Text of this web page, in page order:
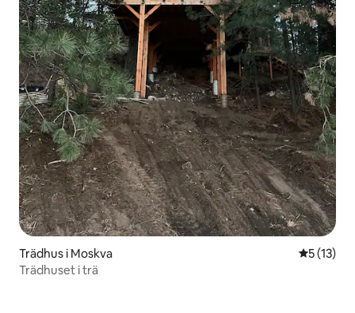
Trädhus i Moskva 5 av 5 i
5 (13)
Trädhuset i trä